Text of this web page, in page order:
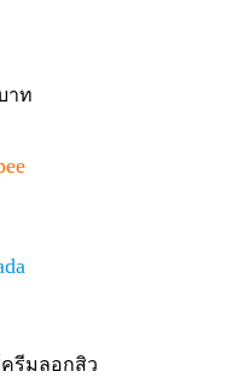
าท
รีมลอกสิว